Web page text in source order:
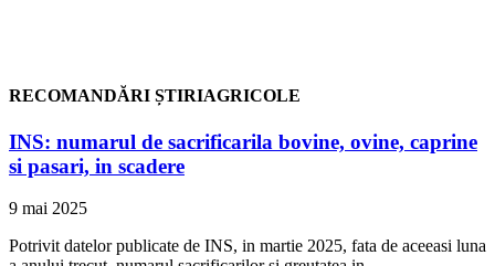
RECOMANDĂRI ȘTIRIAGRICOLE
INS: numarul de sacrificarila bovine, ovine, caprine
si pasari, in scadere
9 mai 2025
Potrivit datelor publicate de INS, in martie 2025, fata de aceeasi luna